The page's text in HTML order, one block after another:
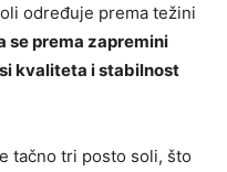
određuje prema težini
se prema zapremini
kvaliteta i stabilnost
tačno tri posto soli, što